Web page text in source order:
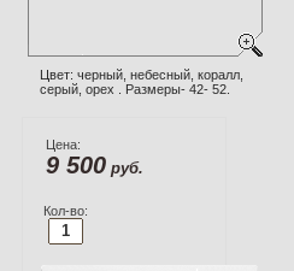
Цвет: черный, небесный, коралл,
серый, орех . Размеры- 42- 52.
Цена:
9 500 руб.
Кол-во: